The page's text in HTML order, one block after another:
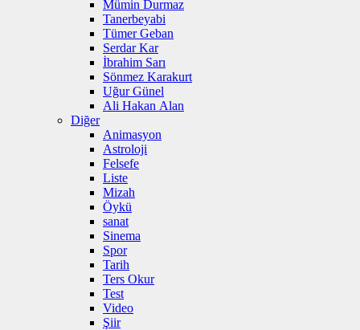
Mümin Durmaz
Tanerbeyabi
Tümer Geban
Serdar Kar
İbrahim Sarı
Sönmez Karakurt
Uğur Günel
Ali Hakan Alan
Diğer
Animasyon
Astroloji
Felsefe
Liste
Mizah
Öykü
sanat
Sinema
Spor
Tarih
Ters Okur
Test
Video
Şiir